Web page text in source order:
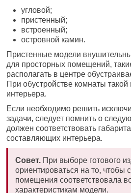
угловой;
пристенный;
встроенный;
островной камин.
Пристенные модели
для просторных помещений,
располагать в центре
При обустройстве комнаты такой
интерьера.
Если необходимо решить
задачи, следует помнить о
должен соответствовать
составляющих интерьера.
Совет. При выборе готового
ориентироваться на то, чтобы
помещения соответствовала
характеристикам модели.